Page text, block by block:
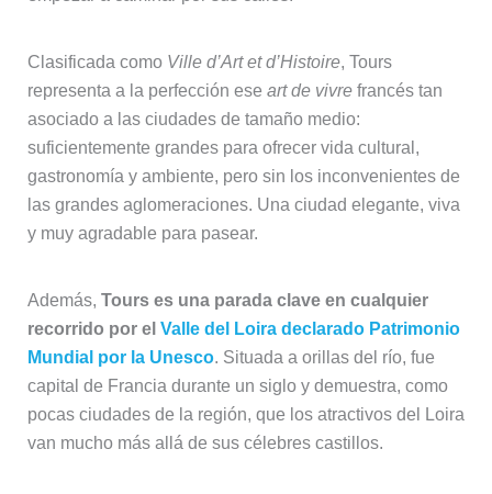
Clasificada como Ville d’Art et d’Histoire, Tours
representa a la perfección ese art de vivrefrancés tan
asociado a las ciudades de tamaño medio:
suficientemente grandes para ofrecer vida cultural,
gastronomía y ambiente, pero sin los inconvenientes de
las grandes aglomeraciones. Una ciudad elegante, viva
y muy agradable para pasear.
Además, Tours es una parada clave en cualquier
recorrido por el Valle del Loira declarado Patrimonio
Mundial por la Unesco. Situada a orillas del río, fue
capital de Francia durante un siglo y demuestra, como
pocas ciudades de la región, que los atractivos del Loira
van mucho más allá de sus célebres castillos.